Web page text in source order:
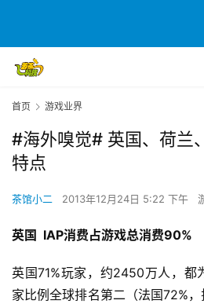
首页 游戏业界
#海外嗅觉# 英国、荷兰
特点
茶馆小二 2013年12月24日 5:22 下午
英国  IAP消费占游戏总消费90%
英国71%玩家，约2450万人，都
家比例全球排名第二（法国72%